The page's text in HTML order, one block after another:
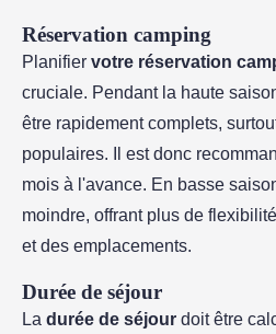
Réservation camping
Planifier votre réservation
cruciale. Pendant la haute
être rapidement complets,
populaires. Il est donc
mois à l'avance. En basse
moindre, offrant plus de
et des emplacements.
Durée de séjour
La durée de séjour doit être